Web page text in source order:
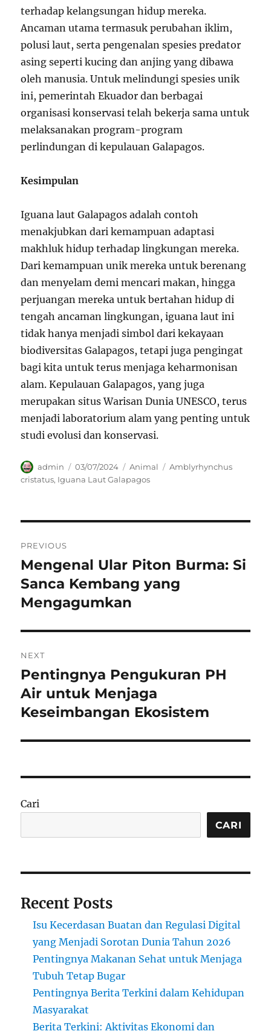
terhadap kelangsungan hidup mereka.
Ancaman utama termasuk perubahan iklim,
polusi laut, serta pengenalan spesies predator
asing seperti kucing dan anjing yang dibawa
oleh manusia. Untuk melindungi spesies unik
ini, pemerintah Ekuador dan berbagai
organisasi konservasi telah bekerja sama untuk
melaksanakan program-program
perlindungan di kepulauan Galapagos.
Kesimpulan
Iguana laut Galapagos adalah contoh
menakjubkan dari kemampuan adaptasi
makhluk hidup terhadap lingkungan mereka.
Dari kemampuan unik mereka untuk berenang
dan menyelam demi mencari makan, hingga
perjuangan mereka untuk bertahan hidup di
tengah ancaman lingkungan, iguana laut ini
tidak hanya menjadi simbol dari kekayaan
biodiversitas Galapagos, tetapi juga pengingat
bagi kita untuk terus menjaga keharmonisan
alam. Kepulauan Galapagos, yang juga
merupakan situs Warisan Dunia UNESCO, terus
menjadi laboratorium alam yang penting untuk
studi evolusi dan konservasi.
Author
admin
Posted
on
03/07/2024 Categories
Animal Tags
Amblyrhynchus
cristatus, Iguana Laut Galapagos
pos
PREVIOUS
Previous
post:
Mengenal Ular Piton Burma: Si
Sanca Kembang yang
Mengagumkan
NEXT
Next
post:
Pentingnya Pengukuran PH
Air untuk Menjaga
Keseimbangan Ekosistem
Cari
CARI
Recent Posts
Isu Kecerdasan Buatan dan Regulasi Digital
yang Menjadi Sorotan Dunia Tahun 2026
Pentingnya Makanan Sehat untuk Menjaga
Tubuh Tetap Bugar
Pentingnya Berita Terkini dalam Kehidupan
Masyarakat
Berita Terkini: Aktivitas Ekonomi dan